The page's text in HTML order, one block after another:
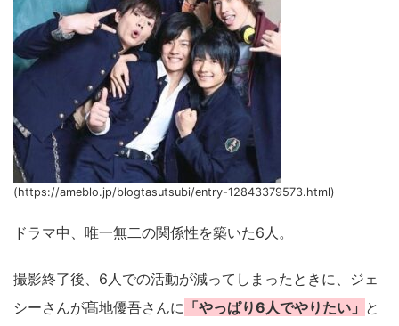
(https://ameblo.jp/blogtasutsubi/entry-12843379573.html)
ドラマ中、唯一無二の関係性を築いた6人。
撮影終了後、6人での活動が減ってしまったときに、ジェ
シーさんが髙地優吾さんに 「やっぱり6人でやりたい」 と